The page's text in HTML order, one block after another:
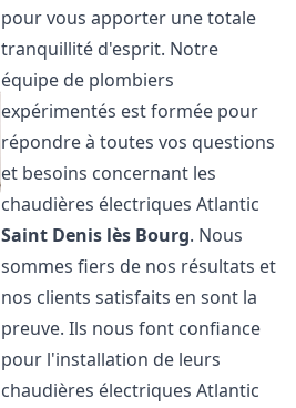
pour vous apporter une totale
tranquillité d'esprit. Notre
équipe de plombiers
expérimentés est formée pour
répondre à toutes vos questions
et besoins concernant les
chaudières électriques Atlantic
Saint Denis lès Bourg. Nous
sommes fiers de nos résultats et
nos clients satisfaits en sont la
preuve. Ils nous font confiance
pour l'installation de leurs
chaudières électriques Atlantic